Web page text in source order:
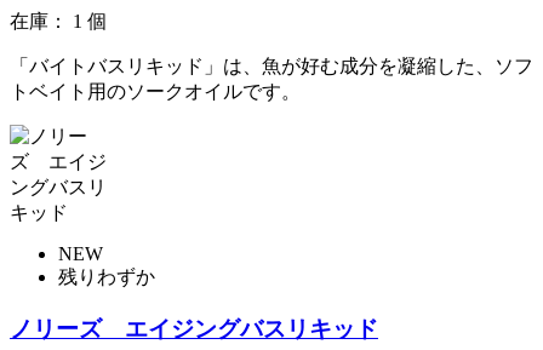
在庫： 1 個
「バイトバスリキッド」は、魚が好む成分を凝縮した、ソフ
トベイト用のソークオイルです。
NEW
残りわずか
ノリーズ エイジングバスリキッド